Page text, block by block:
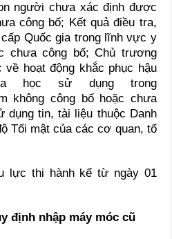
người chưa xác định được
công bố; Kết quả điều tra,
Quốc gia trong lĩnh vực y
chưa công bố; Chủ trương
hoạt động khắc phục hậu
học sử dụng trong
không công bố hoặc chưa
dụng tin, tài liệu thuộc Danh
Tối mật của các cơ quan, tổ
lực thi hành kể từ ngày 01
định nhập máy móc cũ